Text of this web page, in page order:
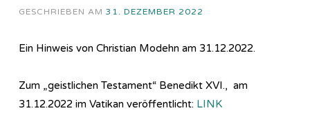
GESCHRIEBEN AM 31. DEZEMBER 2022
Ein Hinweis von Christian Modehn am 31.12.2022.
Zum „geistlichen Testament“ Benedikt XVI., am
31.12.2022 im Vatikan veröffentlicht: LINK